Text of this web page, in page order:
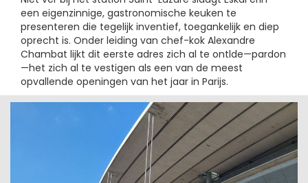
een eigenzinnige, gastronomische keuken te
presenteren die tegelijk inventief, toegankelijk en diep
oprecht is. Onder leiding van chef-kok Alexandre
Chambat lijkt dit eerste adres zich al te ontlde—pardon
—het zich al te vestigen als een van de meest
opvallende openingen van het jaar in Parijs.